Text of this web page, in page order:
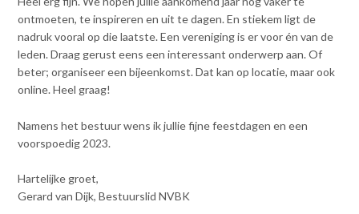
n
c
o
n
t
e
t
ontmoeten, te inspireren en uit te dagen. En stiekem ligt de
nadruk vooral op die laatste. Een vereniging is er voor én van de
leden. Draag gerust eens een interessant onderwerp aan. Of
beter; organiseer een bijeenkomst. Dat kan op locatie, maar ook
online. Heel graag!
Namens het bestuur wens ik jullie fijne feestdagen en een
voorspoedig 2023.
Hartelijke groet,
Gerard van Dijk, Bestuurslid NVBK
Contact